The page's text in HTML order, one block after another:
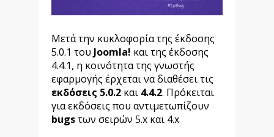
Μετά την κυκλοφορία της έκδοσης
5.0.1 του Joomla! και της έκδοσης
4.4.1, η κοινότητα της γνωστής
εφαρμογής έρχεται να διαθέσει τις
εκδόσεις 5.0.2 και 4.4.2. Πρόκειται
για εκδόσεις που αντιμετωπίζουν
bugsτων σειρών 5.x και 4.x